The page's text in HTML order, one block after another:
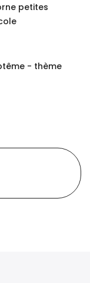
petites
- thème